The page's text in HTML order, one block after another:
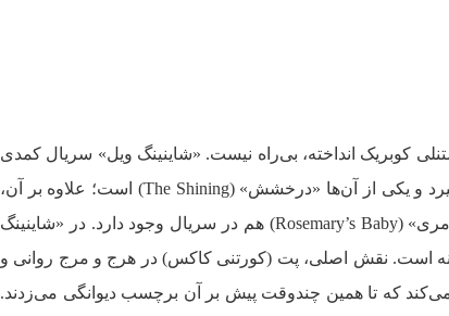
کوبریک انداخته، بی‌راه نیست. «شاینینگ ویل» سریال کمدی
ترسناکی است که از آثار کلاسیک متعددی الهام می‌گیرد و یکی از آن‌ها «درخشش» (The Shining) است؛ علاوه بر آن،
ارجاعات زیادی به «جن‌گیر» (The Exorcist)، «بچه رزمری» (Rosemary’s Baby) هم در سریال وجود دارد. در «شاینینگ
است. نقش اصلی، پت (کورتنی کاکس) در هرج و مرج روانی و
که تا همین چندوقت پیش بر آن برچسب دیوانگی می‌زدند.